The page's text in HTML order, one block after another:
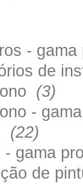
-
de
(3)
-
(22)
- gama
de